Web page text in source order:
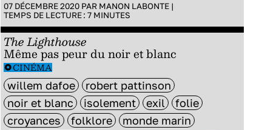
07 DÉCEMBRE 2020 PAR MANON LABONTE|
TEMPS DE LECTURE : 7MINUTES
The Lighthouse
Même pas peur du noir et blanc
CINÉMA
willem dafoe
robert pattinson
noir et blanc
isolement exil
folie
croyances
folklore
monde marin